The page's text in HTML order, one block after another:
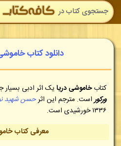
دانلود کتاب
کتابخاموشی دریایک اثر ادبی بسیار
ورکور است. مترجم این اثرحسن شهید
۱۳۳۶ خورشیدی است.
معرفی کتاب